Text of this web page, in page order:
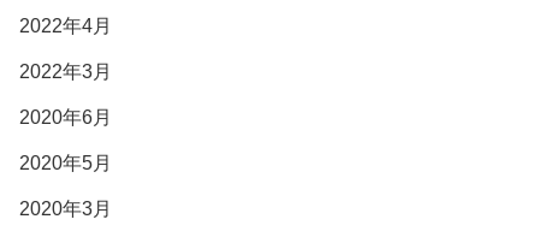
2022年4月
2022年3月
2020年6月
2020年5月
2020年3月